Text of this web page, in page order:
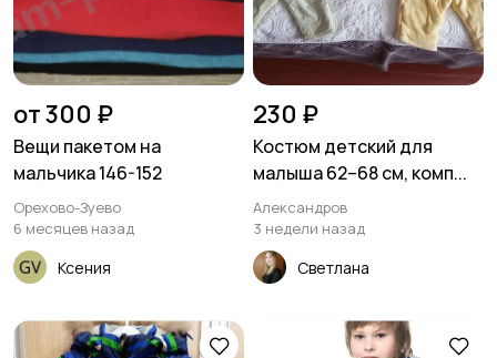
от 300 ₽
Вещи пакетом на
мальчика 146-152
Орехово-Зуево
6 месяцев назад
Ксения
230 ₽
Костюм детский для
малыша 62–68 см, комп...
Александров
3 недели назад
Светлана